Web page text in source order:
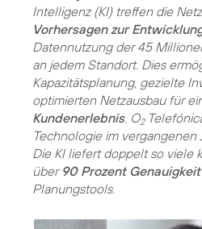
Intelligenz (KI) treffen die
Vorhersagen zur
Datennutzung der 45
an jedem Standort. Dies
Kapazitätsplanung, gezielte
optimierten Netzausbau für
Kundenerlebnis. O2
Technologie im
Die KI liefert doppelt so viele
über 90 Prozent Genauigkeit
Planungstools.